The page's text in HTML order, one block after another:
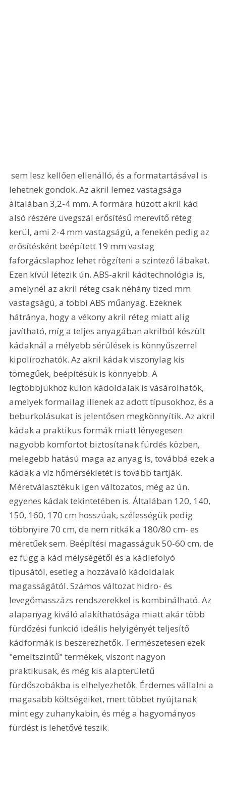
sem lesz kellően ellenálló, és a formatartásával is
lehetnek gondok. Az akril lemez vastagsága
általában 3,2-4 mm. A formára húzott akril kád
alsó részére üvegszál erősítésű merevítő réteg
kerül, ami 2-4 mm vastagságú, a fenekén pedig az
erősítésként beépített 19 mm vastag
faforgácslaphoz lehet rögzíteni a szintező lábakat.
Ezen kívül létezik ún. ABS-akril kádtechnológia is,
amelynél az akril réteg csak néhány tized mm
vastagságú, a többi ABS műanyag. Ezeknek
hátránya, hogy a vékony akril réteg miatt alig
javítható, míg a teljes anyagában akrilból készült
kádaknál a mélyebb sérülések is könnyűszerrel
kipolírozhatók. Az akril kádak viszonylag kis
tömegűek, beépítésük is könnyebb. A
legtöbbjükhöz külön kádoldalak is vásárolhatók,
amelyek formailag illenek az adott típusokhoz, és a
beburkolásukat is jelentősen megkönnyítik. Az akril
kádak a praktikus formák miatt lényegesen
nagyobb komfortot biztosítanak fürdés közben,
melegebb hatású maga az anyag is, továbbá ezek a
kádak a víz hőmérsékletét is tovább tartják.
Méretválasztékuk igen változatos, még az ún.
egyenes kádak tekintetében is. Általában 120, 140,
150, 160, 170 cm hosszúak, szélességük pedig
többnyire 70 cm, de nem ritkák a 180/80 cm- es
méretűek sem. Beépítési magasságuk 50-60 cm, de
ez függ a kád mélységétől és a kádlefolyó
típusától, esetleg a hozzávaló kádoldalak
magasságától. Számos változat hidro- és
levegőmasszázs rendszerekkel is kombinálható. Az
alapanyag kiváló alakíthatósága miatt akár több
fürdőzési funkció ideális helyigényét teljesítő
kádformák is beszerezhetők. Természetesen ezek
"emeltszintű" termékek, viszont nagyon
praktikusak, és még kis alapterületű
fürdőszobákba is elhelyezhetők. Érdemes vállalni a
magasabb költségeiket, mert többet nyújtanak
mint egy zuhanykabin, és még a hagyományos
fürdést is lehetővé teszik.